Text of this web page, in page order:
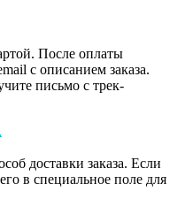
После оплаты
с описанием заказа.
письмо с трек-
доставки заказа. Если
в специальное поле для